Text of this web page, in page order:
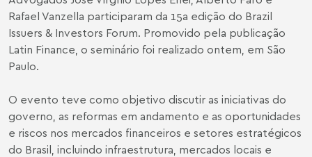
Rafael Vanzella participaram da 15a edição do Brazil
Issuers & Investors Forum. Promovido pela publicação
Latin Finance, o seminário foi realizado ontem, em São
Paulo.
O evento teve como objetivo discutir as iniciativas do
governo, as reformas em andamento e as oportunidades
e riscos nos mercados financeiros e setores estratégicos
do Brasil, incluindo infraestrutura, mercados locais e